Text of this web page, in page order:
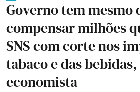
Governo tem mesmo
compensar milhões
SNS com corte nos
tabaco e das
economista